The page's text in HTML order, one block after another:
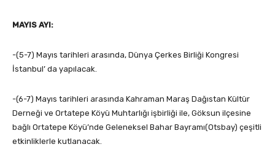
MAYIS AYI:
-(5-7) Mayıs tarihleri arasında, Dünya Çerkes Birliği Kongresi
İstanbul’ da yapılacak.
-(6-7) Mayıs tarihleri arasında Kahraman Maraş Dağıstan Kültür
Derneği ve Ortatepe Köyü Muhtarlığı işbirliği ile, Göksun ilçesine
bağlı Ortatepe Köyü’nde Geleneksel Bahar Bayramı(Otsbay) çeşitli
etkinliklerle kutlanacak.